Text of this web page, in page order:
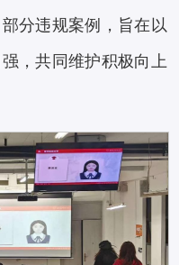
分违规案例，旨在以
，共同维护积极向上